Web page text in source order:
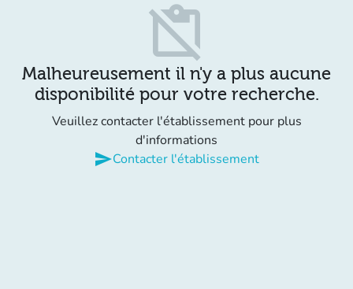
content_paste_off
Malheureusement il n'y a plus aucune
disponibilité pour votre recherche.
Veuillez contacter l'établissement pour plus
d'informations
sendContacter l'établissement